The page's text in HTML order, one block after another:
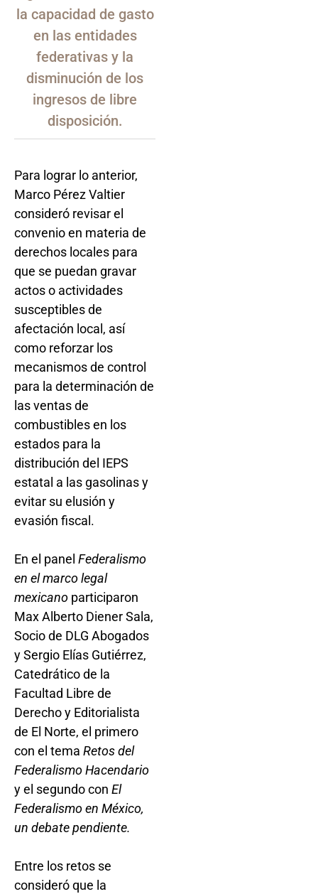
la capacidad de gasto
en las entidades
federativas y la
disminución de los
ingresos de libre
disposición.
Para lograr lo anterior,
Marco Pérez Valtier
consideró revisar el
convenio en materia de
derechos locales para
que se puedan gravar
actos o actividades
susceptibles de
afectación local, así
como reforzar los
mecanismos de control
para la determinación de
las ventas de
combustibles en los
estados para la
distribución del IEPS
estatal a las gasolinas y
evitar su elusión y
evasión fiscal.
En el panel Federalismo
en el marco legal
mexicano participaron
Max Alberto Diener Sala,
Socio de DLG Abogados
y Sergio Elías Gutiérrez,
Catedrático de la
Facultad Libre de
Derecho y Editorialista
de El Norte, el primero
con el tema Retos del
Federalismo Hacendario
y el segundo con El
Federalismo en México,
un debate pendiente.
Entre los retos se
consideró que la